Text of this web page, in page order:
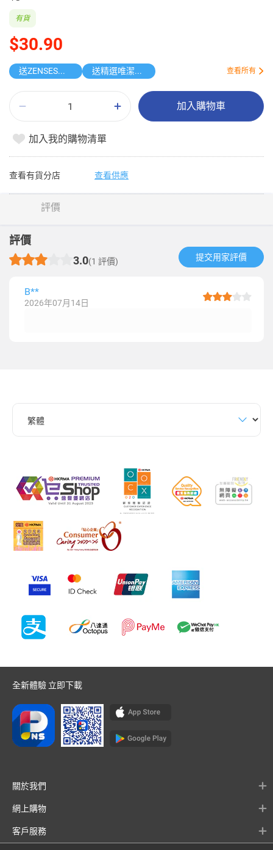
$30.90
有貨
送ZENSES迷你鎖匙扣相機 送精選唯潔雅原箱紙品 查看所有
加入購物車
加入我的購物清單
查看有貨分店 查看供應
評價
評價
3.0(1 評價) 提交用家評價​
B**
2026年07月14日
全新體驗 立即下載
關於我們
網上購物
客戶服務